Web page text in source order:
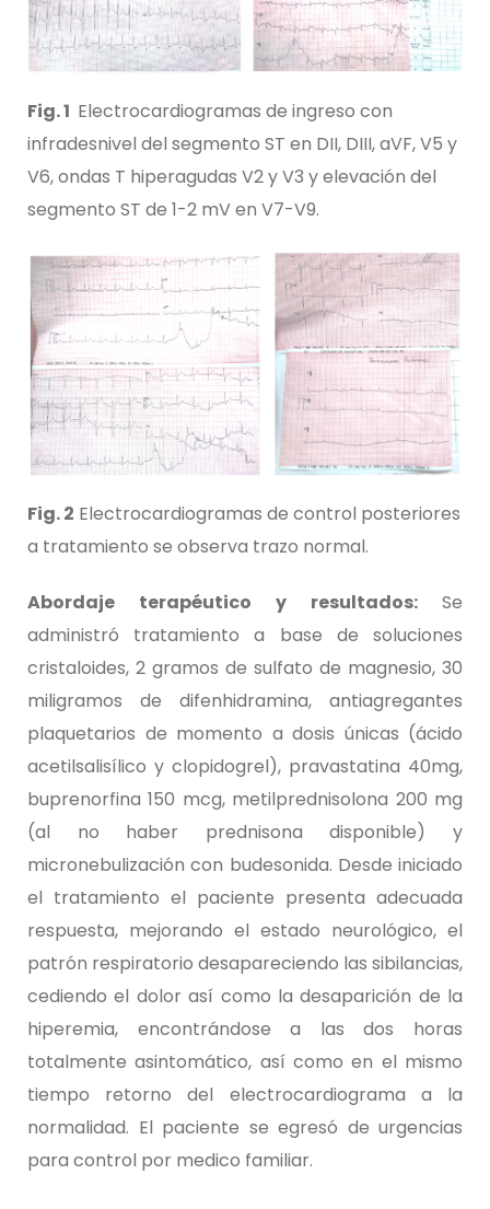
Fig. 1 Electrocardiogramas de ingreso con
infradesnivel del segmento ST en DII, DIII, aVF, V5 y
V6, ondas T hiperagudas V2 y V3 y elevación del
segmento ST de 1-2 mV en V7-V9.
Fig. 2 Electrocardiogramas de control posteriores
a tratamiento se observa trazo normal.
Abordaje terapéutico y resultados: Se
administró tratamiento a base de soluciones
cristaloides, 2 gramos de sulfato de magnesio, 30
miligramos de difenhidramina, antiagregantes
plaquetarios de momento a dosis únicas (ácido
acetilsalisílico y clopidogrel), pravastatina 40mg,
buprenorfina 150 mcg, metilprednisolona 200 mg
(al no haber prednisona disponible) y
micronebulización con budesonida. Desde iniciado
el tratamiento el paciente presenta adecuada
respuesta, mejorando el estado neurológico, el
patrón respiratorio desapareciendo las sibilancias,
cediendo el dolor así como la desaparición de la
hiperemia, encontrándose a las dos horas
totalmente asintomático, así como en el mismo
tiempo retorno del electrocardiograma a la
normalidad. El paciente se egresó de urgencias
para control por medico familiar.